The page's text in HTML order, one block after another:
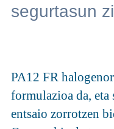
segurtasun
PA12 FR
formulazioa da, eta
entsaio zorrotzen